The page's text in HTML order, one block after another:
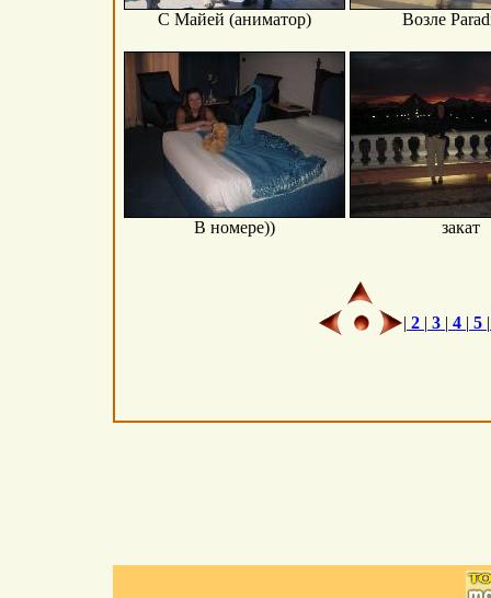
С Майей (аниматор) Возле
В номере)) закат
| 2 | 3 | 4 | 5 |